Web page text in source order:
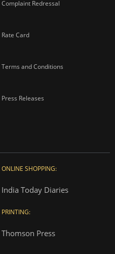
Complaint Redressal
Rate Card
Terms and Conditions
Press Releases
ONLINE SHOPPING:
India Today Diaries
PRINTING:
Thomson Press